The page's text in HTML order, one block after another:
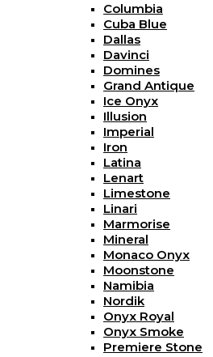
Columbia
Cuba Blue
Dallas
Davinci
Domines
Grand Antique
Ice Onyx
Illusion
Imperial
Iron
Latina
Lenart
Limestone
Linari
Marmorise
Mineral
Monaco Onyx
Moonstone
Namibia
Nordik
Onyx Royal
Onyx Smoke
Premiere Stone